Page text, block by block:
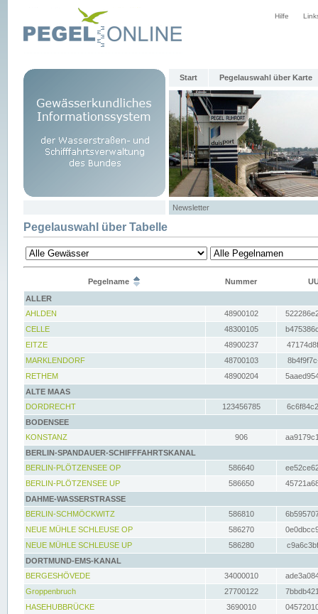
Hilfe
Start Pegelauswahl über Karte
Newsletter
Pegelauswahl über Tabelle
Pegelname Nummer
ALLER
AHLDEN
48900102
CELLE
48300105
EITZE
48900237
MARKLENDORF
48700103
RETHEM
48900204
ALTE MAAS
DORDRECHT
123456785
BODENSEE
KONSTANZ
906
BERLIN-SPANDAUER-SCHIFFFAHRTSKANAL
BERLIN-PLÖTZENSEE OP
586640
BERLIN-PLÖTZENSEE UP
586650
DAHME-WASSERSTRASSE
BERLIN-SCHMÖCKWITZ
586810
NEUE MÜHLE SCHLEUSE OP
586270
NEUE MÜHLE SCHLEUSE UP
586280
DORTMUND-EMS-KANAL
BERGESHÖVEDE
34000010
Groppenbruch
27700122
HASEHUBBRÜCKE
3690010